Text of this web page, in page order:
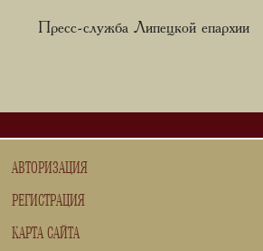
Пресс-служба Липецкой епархии
АВТОРИЗАЦИЯ
РЕГИСТРАЦИЯ
КАРТА САЙТА